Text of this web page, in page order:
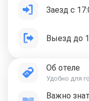
Заезд с
Выезд до
Об отеле
Удобно для
Важно